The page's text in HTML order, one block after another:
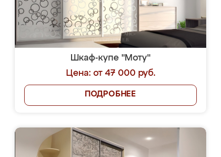
Шкаф-купе "Моту"
Цена: от 47 000 руб.
ПОДРОБНЕЕ